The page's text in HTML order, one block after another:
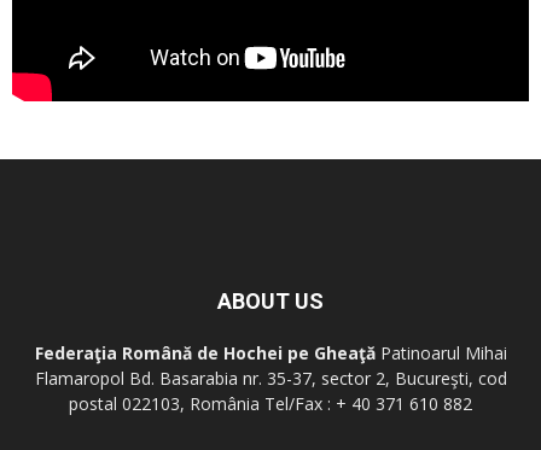
ABOUT US
Federaţia Română de Hochei pe GheaţăPatinoarul Mihai
Flamaropol Bd. Basarabia nr. 35-37, sector 2, Bucureşti, cod
postal 022103, România Tel/Fax : + 40 371 610 882